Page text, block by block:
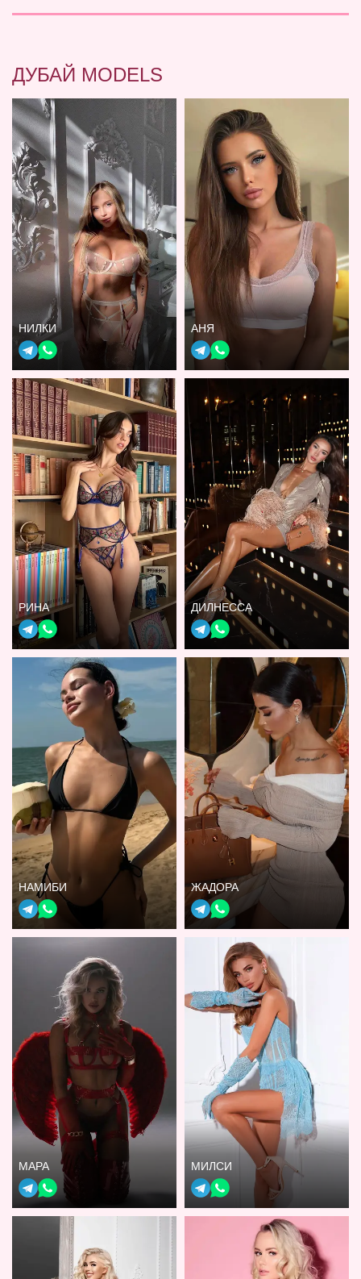
ДУБАЙ MODELS
НИЛКИ АНЯ
РИНА ДИЛНЕССА
НАМИБИ ЖАДОРА
МАРА МИЛСИ